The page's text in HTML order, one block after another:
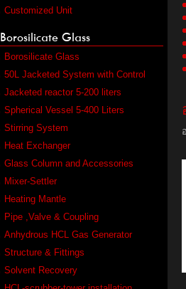
Customized Unit
Borosilicate Glass
Borosilicate Glass
50L Jacketed System with Control
Jacketed reactor 5-200 liters
Spherical Vessel 5-400 Liters
Stirring System
Heat Exchanger
Glass Column and Accessories
Mixer-Settler
Heating Mantle
Pipe ,Valve & Coupling
Anhydrous HCL Gas Generator
Structure & Fittings
Solvent Recovery